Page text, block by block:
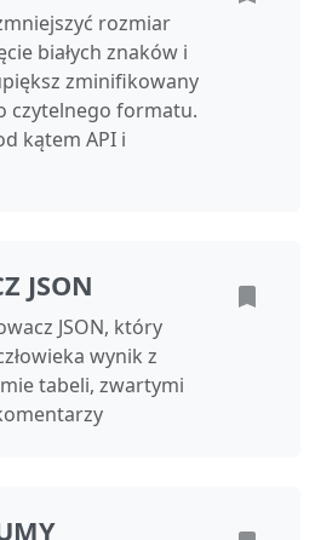
rozmiar
białych znaków i
zminifikowany
czytelnego formatu.
kątem API i
JSON
JSON, który
wynik z
tabeli, zwartymi